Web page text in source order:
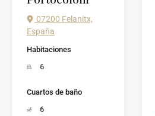
07200 Felanitx,
España
Habitaciones
6
Cuartos de baño
6